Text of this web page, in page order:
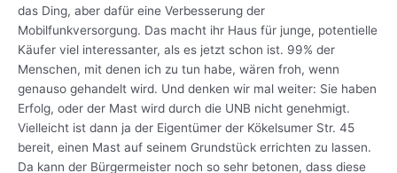
das Ding, aber dafür eine Verbesserung der
Mobilfunkversorgung. Das macht ihr Haus für junge, potentielle
Käufer viel interessanter, als es jetzt schon ist. 99% der
Menschen, mit denen ich zu tun habe, wären froh, wenn
genauso gehandelt wird. Und denken wir mal weiter: Sie haben
Erfolg, oder der Mast wird durch die UNB nicht genehmigt.
Vielleicht ist dann ja der Eigentümer der Kökelsumer Str. 45
bereit, einen Mast auf seinem Grundstück errichten zu lassen.
Da kann der Bürgermeister noch so sehr betonen, dass diese